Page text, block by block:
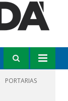
PORTARIAS